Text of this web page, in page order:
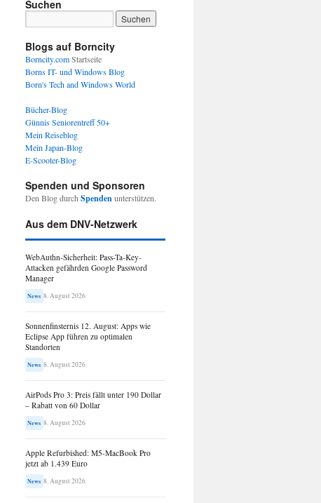
Suchen
Blogs auf Borncity
Borncity.comStartseite
Borns IT- und Windows Blog
Born's Tech and Windows World
Bücher-Blog
Günnis Seniorentreff 50+
Mein Reiseblog
Mein Japan-Blog
E-Scooter-Blog
Spenden und Sponsoren
Den Blog durch Spendenunterstützen.
Aus dem DNV-Netzwerk
WebAuthn-Sicherheit: Pass-Ta-Key-
Attacken gefährden Google Password
Manager
News 8. August 2026
Sonnenfinsternis 12. August: Apps wie
Eclipse App führen zu optimalen
Standorten
News 8. August 2026
AirPods Pro 3: Preis fällt unter 190 Dollar
– Rabatt von 60 Dollar
News 8. August 2026
Apple Refurbished: M5-MacBook Pro
jetzt ab 1.439 Euro
News 8. August 2026